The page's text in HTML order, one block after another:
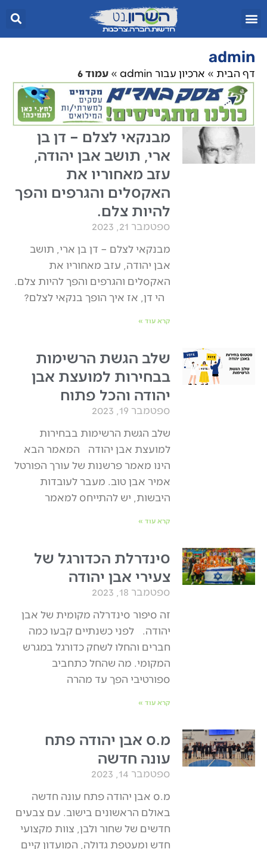
admin
דף הבית » ארכיון עבור admin » עמוד 6
מבנקאי לצלם – דן בן
ארי, תושב אבן יהודה,
עזב מאחוריו את
האקסלים והגרפים והפך
להיות צלם.
ספטמבר 21, 2023
מבנקאי לצלם – דן בן ארי, תושב
אבן יהודה, עזב מאחוריו את
האקסלים והגרפים והפך להיות צלם.
הי דן, אז איך הופך בנקאי לצלם?
קרא עוד »
שלב הגשת הרשימות
בבחירות למועצת אבן
יהודה והכל פתוח
ספטמבר 19, 2023
שלב הגשת הרשימות בבחירות
למועצת אבן יהודה המאמר הבא
הינו מאמר פרשנות של עורך הפורטל
אמיר אבן טוב. מעבר לעובדות
היבשות, יש להתייחס למאמר
קרא עוד »
סינדרלת הכדורגל של
צעירי אבן יהודה
ספטמבר 18, 2023
זה סיפור סינדרלה מקומית של אבן
יהודה. לפני כשנתיים קבעו כמה
חברים והחלו לשחק כדורגל במגרש
המקומי. מה שהחל כתחביב
ספורטיבי הפך עד מהרה
קרא עוד »
מ.ס אבן יהודה פתח
עונה חדשה
ספטמבר 14, 2023
מ.ס אבן יהודה פתח עונה חדשה
באולם הראשונים בישוב. עם צבעים
חדשים של שחור ולבן, צוות מקצועי
חדש ומעטפת גדולה, המועדון קיים